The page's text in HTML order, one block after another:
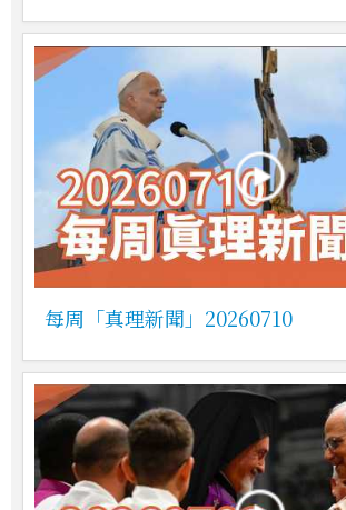
每周「真理新聞」20260710